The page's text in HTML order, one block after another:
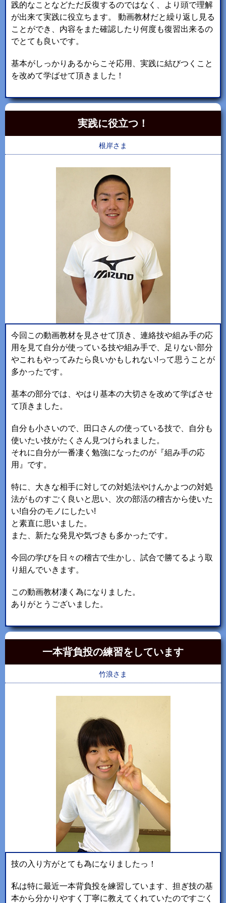
践的なことなどただ反復するのではなく、より頭で理解
が出来て実践に役立ちます。 動画教材だと繰り返し見る
ことができ、内容をまた確認したり何度も復習出来るの
でとても良いです。
基本がしっかりあるからこそ応用、実践に結びつくこと
を改めて学ばせて頂きました！
実践に役立つ！
根岸さま
今回この動画教材を見させて頂き、連絡技や組み手の応
用を見て自分が使っている技や組み手で、足りない部分
やこれもやってみたら良いかもしれない!って思うことが
多かったです。
基本の部分では、やはり基本の大切さを改めて学ばさせ
て頂きました。
自分も小さいので、田口さんの使っている技で、自分も
使いたい技がたくさん見つけられました。
それに自分が一番凄く勉強になったのが『組み手の応
用』です。
特に、大きな相手に対しての対処法やけんかよつの対処
法がものすごく良いと思い、次の部活の稽古から使いた
い!自分のモノにしたい!
と素直に思いました。
また、新たな発見や気づきも多かったです。
今回の学びを日々の稽古で生かし、試合で勝てるよう取
り組んでいきます。
この動画教材凄く為になりました。
ありがとうございました。
一本背負投の練習をしています
竹浪さま
技の入り方がとても為になりましたっ！
私は特に最近一本背負投を練習しています、担ぎ技の基
本から分かりやすく丁寧に教えてくれていたのですごく